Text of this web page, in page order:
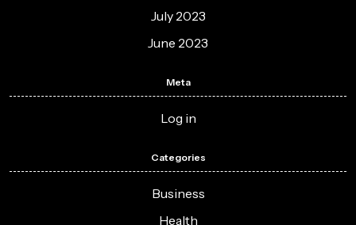
July 2023
June 2023
Meta
Log in
Categories
Business
Health